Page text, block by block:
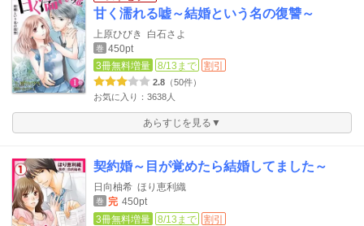
甘く濡れる嘘～結婚という名の復讐～
上原ひびき 白石さよ
巻 450pt
3冊無料増量
8/13まで 割引
2.8 （50件）
お気に入り：3638人
あらすじを見る▼
契約婚～目が覚めたら結婚してました～
日向柚希 ほり恵利織
巻 完 450pt
3冊無料増量
8/13まで 割引